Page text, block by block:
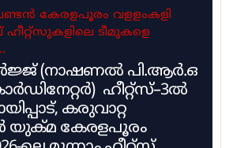
കേരളപൂരം വളളംകളി
ഹീറ്റ്സുകളിലെ ടീമുകളെ
(നാഷണൽ പി.ആർ.ഒ
ഹീറ്റ്സ്–3ൽ
കരുവാറ്റ
യുക്മ കേരളപൂരം